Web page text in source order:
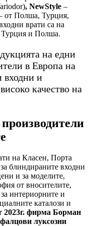
, NewStyle –
от Полша, Турция,
врати са на
Турция и Полша.
на едни
в Европа на
входни и
качество на
на Класен, Порта
блиндираните входни
и за моделите,
от вносителите,
интериорните и
каталози и
2023г. фирма Борман
луксозни